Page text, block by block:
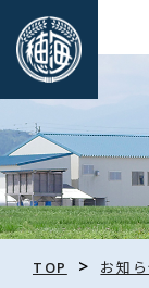
TOP > お知